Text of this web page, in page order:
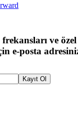
ve
e-posta
Kayıt Ol